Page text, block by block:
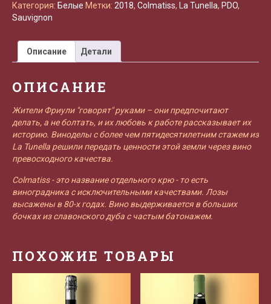
Colmatiss
Sauvignon
2018
Категория: Белые Метки: 2018, Colmatiss, La Tunella, PDO,
Sauvignon
Описание Детали
ОПИСАНИЕ
Жители Фриули "говорят" руками – они предпочитают
делать, а не болтать, и их любовь к работе рассказывает их
историю. Виноделы с более чем пятидесятилетним стажем из
La Tunella решили передать ценности этой земли через вино
превосходного качества.
Colmatiss - это название отдельного крю - то есть
виноградника с исключительными качествами. Лозы
высажены в 80-х годах. Вино выдерживается в больших
бочках из славонского дуба с частым батонажем.
ПОХОЖИЕ ТОВАРЫ